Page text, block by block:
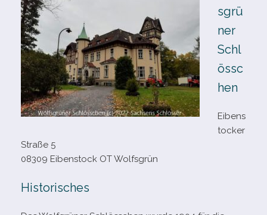
sgrü
ner
Schl
össc
hen
Eibens
tocker
Straße 5
08309 Eibenstock OT Wolfsgrün
Historisches